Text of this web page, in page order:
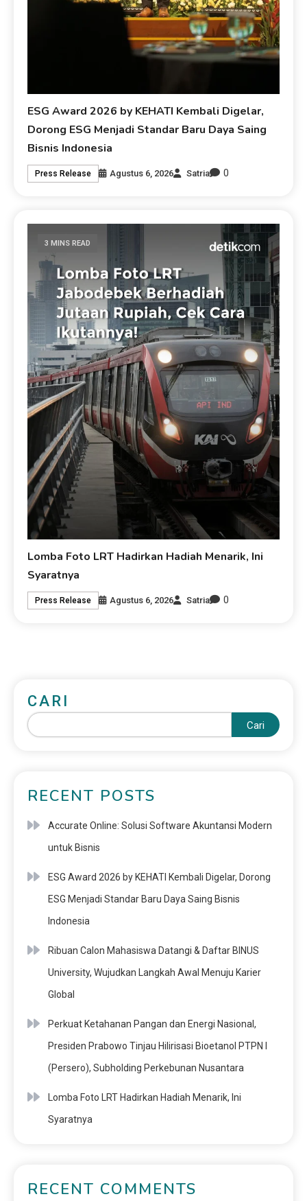
ESG Award 2026 by KEHATI Kembali Digelar,
Dorong ESG Menjadi Standar Baru Daya Saing
Bisnis Indonesia
Press Release Agustus 6, 2026 Satria 0
3 MINS READ
Lomba Foto LRT Hadirkan Hadiah Menarik, Ini
Syaratnya
Press Release Agustus 6, 2026 Satria 0
CARI
Cari
RECENT POSTS
Accurate Online: Solusi Software Akuntansi Modern
untuk Bisnis
ESG Award 2026 by KEHATI Kembali Digelar, Dorong
ESG Menjadi Standar Baru Daya Saing Bisnis
Indonesia
Ribuan Calon Mahasiswa Datangi & Daftar BINUS
University, Wujudkan Langkah Awal Menuju Karier
Global
Perkuat Ketahanan Pangan dan Energi Nasional,
Presiden Prabowo Tinjau Hilirisasi Bioetanol PTPN I
(Persero), Subholding Perkebunan Nusantara
Lomba Foto LRT Hadirkan Hadiah Menarik, Ini
Syaratnya
RECENT COMMENTS